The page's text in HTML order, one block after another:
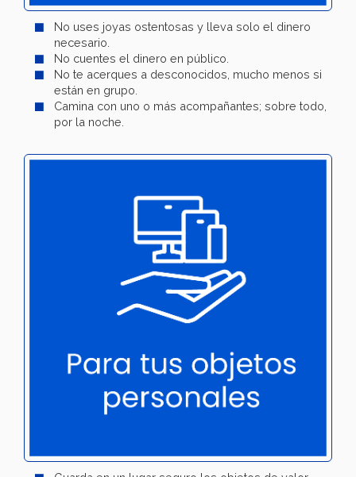
No uses joyas ostentosas y lleva solo el dinero
necesario.
No cuentes el dinero en público.
No te acerques a desconocidos, mucho menos si
están en grupo.
Camina con uno o más acompañantes; sobre todo,
por la noche.